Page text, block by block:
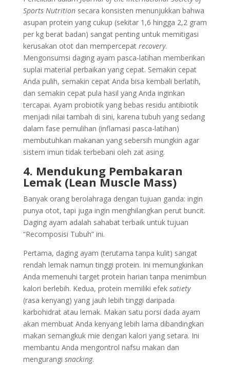
Sports Nutritionsecara konsisten menunjukkan bahwa
asupan protein yang cukup (sekitar 1,6 hingga 2,2 gram
per kg berat badan) sangat penting untuk memitigasi
kerusakan otot dan mempercepat recovery.
Mengonsumsi daging ayam pasca-latihan memberikan
suplai material perbaikan yang cepat. Semakin cepat
Anda pulih, semakin cepat Anda bisa kembali berlatih,
dan semakin cepat pula hasil yang Anda inginkan
tercapai. Ayam probiotik yang bebas residu antibiotik
menjadi nilai tambah di sini, karena tubuh yang sedang
dalam fase pemulihan (inflamasi pasca-latihan)
membutuhkan makanan yang sebersih mungkin agar
sistem imun tidak terbebani oleh zat asing.
4. Mendukung Pembakaran
Lemak (Lean Muscle Mass)
Banyak orang berolahraga dengan tujuan ganda: ingin
punya otot, tapi juga ingin menghilangkan perut buncit.
Daging ayam adalah sahabat terbaik untuk tujuan
“Recomposisi Tubuh” ini.
Pertama, daging ayam (terutama tanpa kulit) sangat
rendah lemak namun tinggi protein. Ini memungkinkan
Anda memenuhi target protein harian tanpa menimbun
kalori berlebih. Kedua, protein memiliki efek satiety
(rasa kenyang) yang jauh lebih tinggi daripada
karbohidrat atau lemak. Makan satu porsi dada ayam
akan membuat Anda kenyang lebih lama dibandingkan
makan semangkuk mie dengan kalori yang setara. Ini
membantu Anda mengontrol nafsu makan dan
mengurangi snacking.